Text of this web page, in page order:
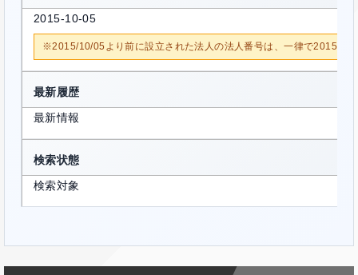
2015-10-05
※2015/10/05より前に設立された法人の法人番号は、一律で2015/10/
最新履歴
最新情報
検索状態
検索対象